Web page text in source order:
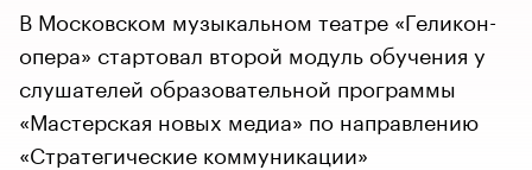
В Московском музыкальном театре «Геликон-
опера» стартовал второй модуль обучения у
слушателей образовательной программы
«Мастерская новых медиа» по направлению
«Стратегические коммуникации»